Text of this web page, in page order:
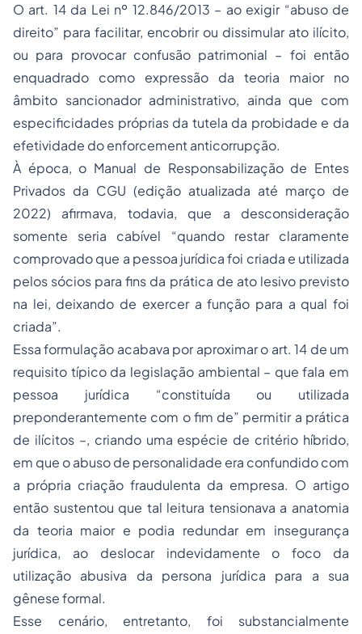
O art. 14 da Lei nº 12.846/2013 – ao exigir “abuso de
direito” para facilitar, encobrir ou dissimular ato ilícito,
ou para provocar confusão patrimonial – foi então
enquadrado como expressão da teoria maior no
âmbito sancionador administrativo, ainda que com
especificidades próprias da tutela da probidade e da
efetividade doenforcementanticorrupção.
À época, o Manual de Responsabilização de Entes
Privados da CGU (edição atualizada até março de
2022) afirmava, todavia, que a desconsideração
somente seria cabível “quando restar claramente
comprovado que a pessoa jurídica foi criada e utilizada
pelos sócios para fins da prática de ato lesivo previsto
na lei, deixando de exercer a função para a qual foi
criada”.
Essa formulação acabava por aproximar o art. 14 de um
requisito típico da legislação ambiental – que fala em
pessoa jurídica “constituída ou utilizada
preponderantemente com o fim de” permitir a prática
de ilícitos –, criando uma espécie de critério híbrido,
em que o abuso de personalidade era confundido com
a própria criação fraudulenta da empresa. O artigo
então sustentou que tal leitura tensionava a anatomia
da teoria maior e podia redundar em insegurança
jurídica, ao deslocar indevidamente o foco da
utilização abusiva da persona jurídica para a sua
gênese formal.
Esse cenário, entretanto, foi substancialmente